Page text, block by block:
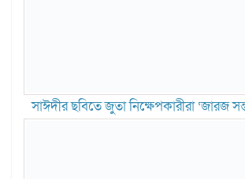
সাঈদীর ছবিতে জুতা নিক্ষেপকারীরা ‘জারজ